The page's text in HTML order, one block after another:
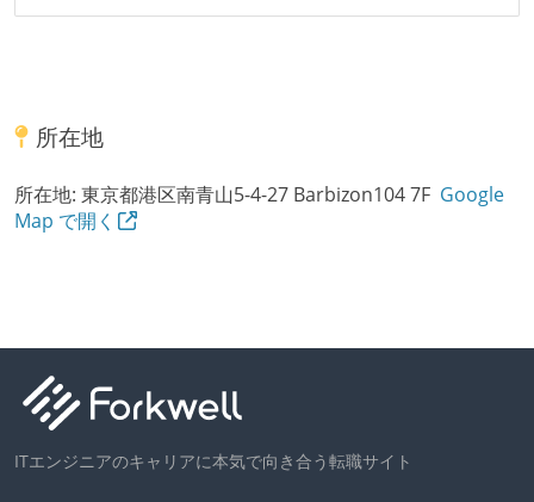
所在地
所在地: 東京都港区南青山5-4-27 Barbizon104 7F Google
Map で開く
ITエンジニアのキャリアに本気で向き合う転職サイト